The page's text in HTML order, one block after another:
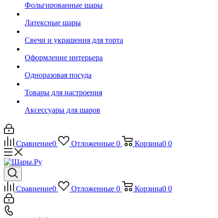
Фольгированные шары
Латексные шары
Свечи и украшения для торта
Оформление интерьера
Одноразовая посуда
Товары для настроения
Аксессуары для шаров
Сравнение0 Отложенные 0 Корзина0 0
Сравнение0 Отложенные 0 Корзина0 0